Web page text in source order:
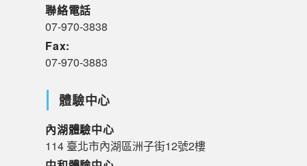
聯絡電話
07-970-3838
Fax:
07-970-3883
體驗中心
內湖體驗中心
114 臺北市內湖區洲子街12號2樓